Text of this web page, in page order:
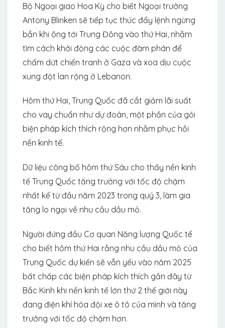
Bộ Ngoại giao Hoa Kỳ cho biết Ngoại trưởng
Antony Blinken sẽ tiếp tục thúc đẩy lệnh ngừng
bắn khi ông tới Trung Đông vào thứ Hai, nhằm
tìm cách khởi động các cuộc đàm phán để
chấm dứt chiến tranh ở Gaza và xoa dịu cuộc
xung đột lan rộng ở Lebanon.
Hôm thứ Hai, Trung Quốc đã cắt giảm lãi suất
cho vay chuẩn như dự đoán, một phần của gói
biện pháp kích thích rộng hơn nhằm phục hồi
nền kinh tế.
Dữ liệu công bố hôm thứ Sáu cho thấy nền kinh
tế Trung Quốc tăng trưởng với tốc độ chậm
nhất kể từ đầu năm 2023 trong quý 3, làm gia
tăng lo ngại về nhu cầu dầu mỏ.
Người đứng đầu Cơ quan Năng lượng Quốc tế
cho biết hôm thứ Hai rằng nhu cầu dầu mỏ của
Trung Quốc dự kiến ​​sẽ vẫn yếu vào năm 2025
bất chấp các biện pháp kích thích gần đây từ
Bắc Kinh khi nền kinh tế lớn thứ 2 thế giới này
đang điện khí hóa đội xe ô tô của mình và tăng
trưởng với tốc độ chậm hơn.